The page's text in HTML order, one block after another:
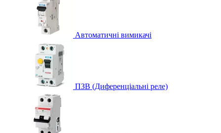
Автоматичні вимикачі
ПЗВ (Диференціальні реле)